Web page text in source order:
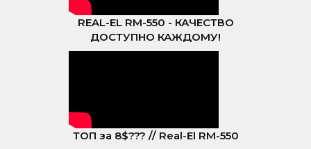
REAL-EL RM-550 - КАЧЕСТВО
ДОСТУПНО КАЖДОМУ!
ТОП за 8$??? // Real-El RM-550